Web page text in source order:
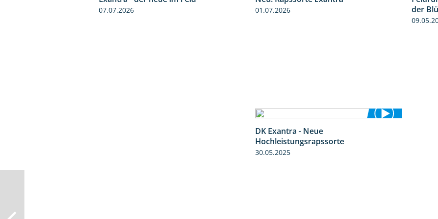
07.07.2026 01.07.2026
der
DK Exantra - Neue
Hochleistungsrapssorte
30.05.2025